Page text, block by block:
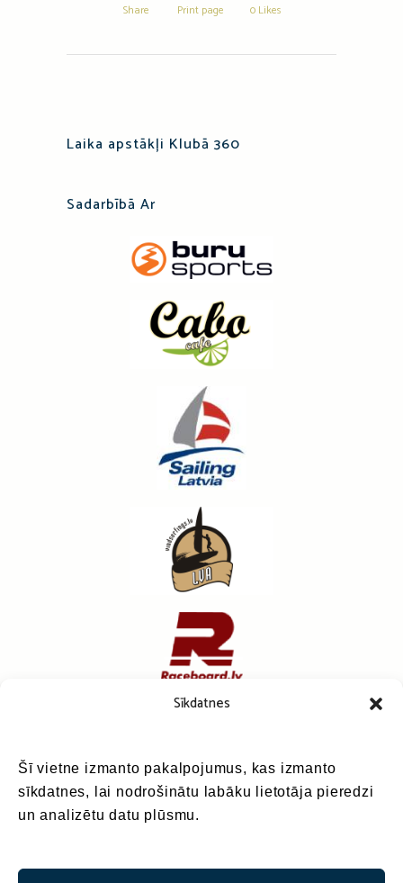
Sīkdatnes
Šī vietne izmanto pakalpojumus, kas izmanto
sīkdatnes, lai nodrošinātu labāku lietotāja pieredzi
un analizētu datu plūsmu.
Share Print page 0Likes
Laika apstākļi Klubā 360
Sadarbībā Ar